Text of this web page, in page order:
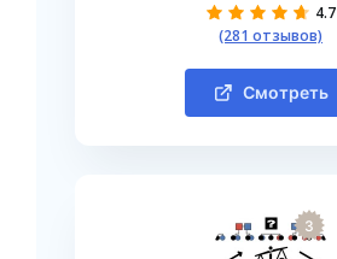
4.7
(281 отзывов)
Смотреть
3